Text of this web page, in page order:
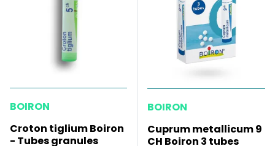
BOIRON
Croton tiglium Boiron
- Tubes granules
BOIRON
Cuprum metallicum 9
CH Boiron 3 tubes